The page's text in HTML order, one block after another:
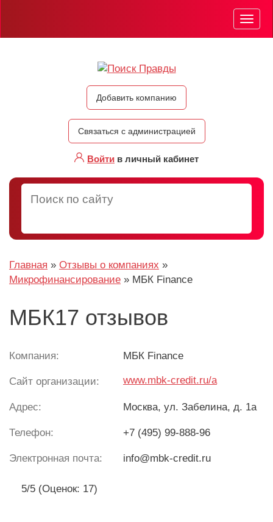
Добавить компанию
Связаться с администрацией
Войти в личный кабинет
Меню
Главная » Отзывы о компаниях »
Микрофинансирование » МБК Finance
МБК17 отзывов
Компания: МБК Finance
Сайт организации: www.mbk-credit.ru/a
Адрес: Москва, ул. Забелина, д. 1а
Телефон: +7 (495) 99-888-96
Электронная почта: info@mbk-credit.ru
5/5 (Оценок: 17)